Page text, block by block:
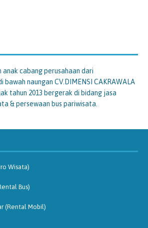
anak cabang perusahaan dari
bawah naungan CV.DIMENSI CAKRAWALA
tahun 2013 bergerak di bidang jasa
& persewaan bus pariwisata.
Wisata)
Bus)
(Rental Mobil)